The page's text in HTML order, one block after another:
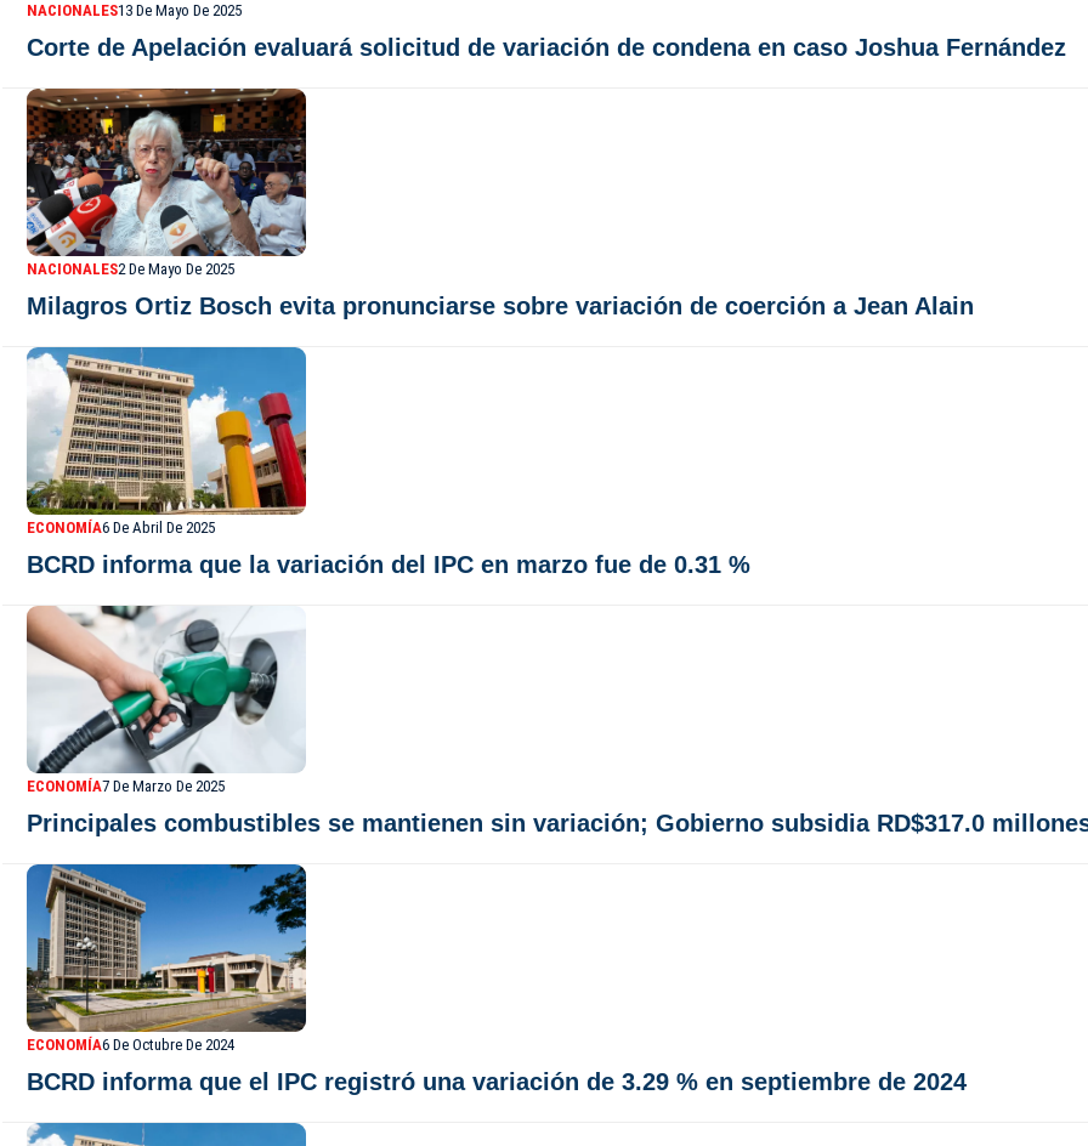
NACIONALES13 De Mayo De 2025
Corte de Apelación evaluará solicitud de variación de condena en caso Joshua Fernández
NACIONALES2 De Mayo De 2025
Milagros Ortiz Bosch evita pronunciarse sobre variación de coerción a Jean Alain
ECONOMÍA6 De Abril De 2025
BCRD informa que la variación del IPC en marzo fue de 0.31 %
ECONOMÍA7 De Marzo De 2025
Principales combustibles se mantienen sin variación; Gobierno subsidia RD$317.0
ECONOMÍA6 De Octubre De 2024
BCRD informa que el IPC registró una variación de 3.29 % en septiembre de 2024